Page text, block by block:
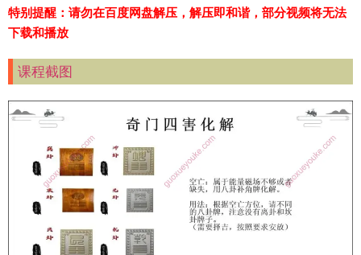
特别提醒：请勿在百度网盘解压，解压即和谐，部分视频将无法
下载和播放
课程截图